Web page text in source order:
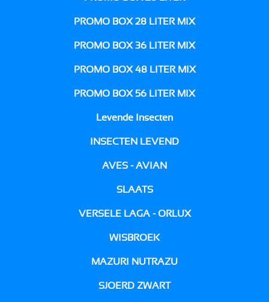
PROMO BOX 28 LITER MIX
PROMO BOX 36 LITER MIX
PROMO BOX 48 LITER MIX
PROMO BOX 56 LITER MIX
Levende Insecten
INSECTEN LEVEND
AVES - AVIAN
SLAATS
VERSELE LAGA - ORLUX
WISBROEK
MAZURI NUTRAZU
SJOERD ZWART